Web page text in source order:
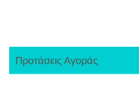
Προτάσεις Αγοράς